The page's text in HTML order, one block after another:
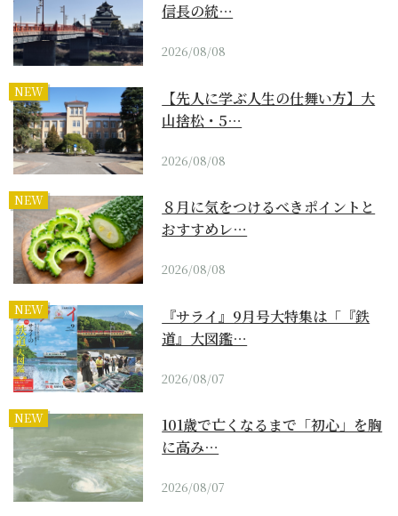
信長の統…
2026/08/08
NEW
【先人に学ぶ人生の仕舞い方】大
山捨松・5…
2026/08/08
NEW
８月に気をつけるべきポイントと
おすすめレ…
2026/08/08
NEW
『サライ』9月号大特集は「『鉄
道』大図鑑…
2026/08/07
NEW
101歳で亡くなるまで「初心」を胸
に高み…
2026/08/07